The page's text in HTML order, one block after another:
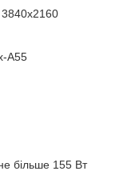
3840х2160
A55
більше 155 Bт